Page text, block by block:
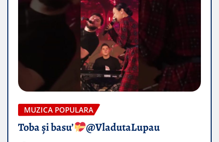
MUZICA POPULARA
Toba și basu’ @VladutaLupau